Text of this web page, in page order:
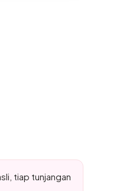
tiap tunjangan